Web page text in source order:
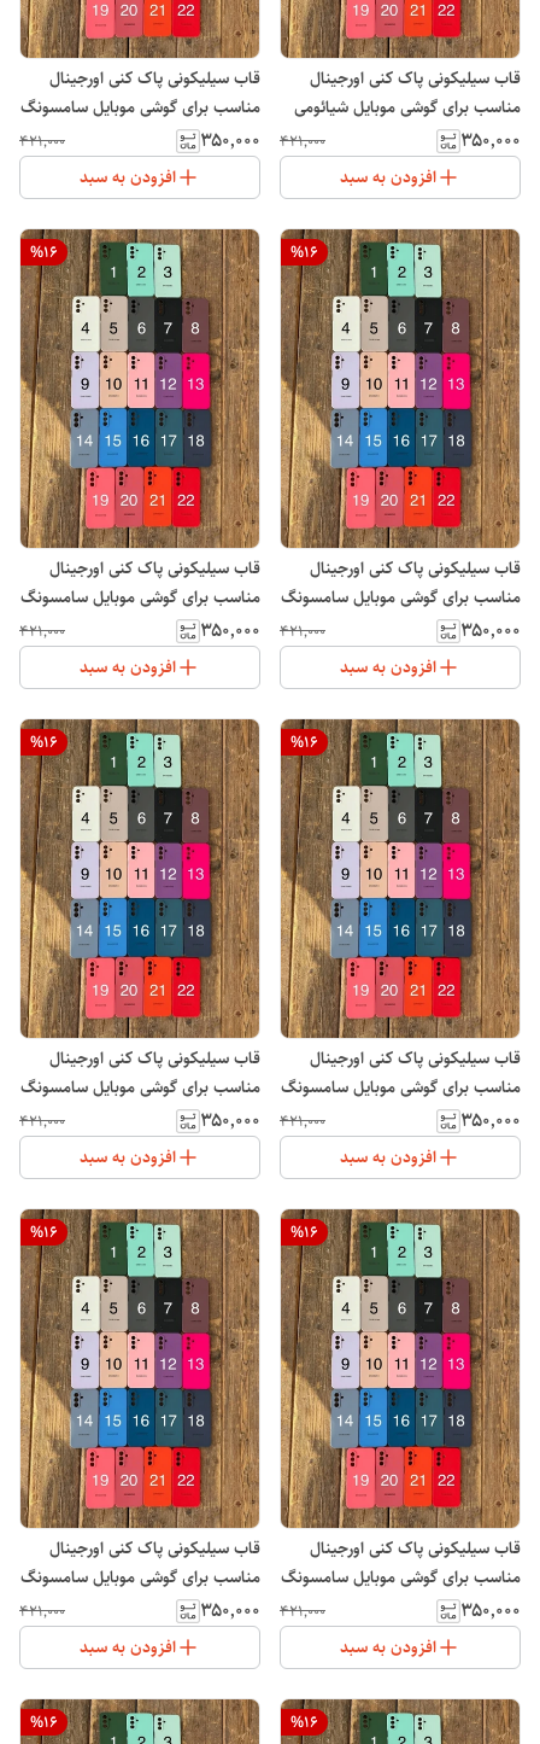
قاب سیلیکونی پاک کنی اورجینال
مناسب برای گوشی موبایل شیائومی
ردمی 15 Xiaomi Redmi
۳۵۰٬۰۰۰ ۴۲۱٬۰۰۰
افزودن به سبد
قاب سیلیکونی پاک کنی اورجینال
مناسب برای گوشی موبایل سامسونگ
Galaxy A05s
۳۵۰٬۰۰۰ ۴۲۱٬۰۰۰
افزودن به سبد
%16
قاب سیلیکونی پاک کنی اورجینال
مناسب برای گوشی موبایل سامسونگ
Galaxy A05
۳۵۰٬۰۰۰ ۴۲۱٬۰۰۰
افزودن به سبد
%16
قاب سیلیکونی پاک کنی اورجینال
مناسب برای گوشی موبایل سامسونگ
Galaxy A06
۳۵۰٬۰۰۰ ۴۲۱٬۰۰۰
افزودن به سبد
%16
قاب سیلیکونی پاک کنی اورجینال
مناسب برای گوشی موبایل سامسونگ
Galaxy A10S
۳۵۰٬۰۰۰ ۴۲۱٬۰۰۰
افزودن به سبد
%16
قاب سیلیکونی پاک کنی اورجینال
مناسب برای گوشی موبایل سامسونگ
Galaxy A11
۳۵۰٬۰۰۰ ۴۲۱٬۰۰۰
افزودن به سبد
%16
قاب سیلیکونی پاک کنی اورجینال
مناسب برای گوشی موبایل سامسونگ
Galaxy A12
۳۵۰٬۰۰۰ ۴۲۱٬۰۰۰
افزودن به سبد
%16
قاب سیلیکونی پاک کنی اورجینال
مناسب برای گوشی موبایل سامسونگ
Galaxy A13
۳۵۰٬۰۰۰ ۴۲۱٬۰۰۰
افزودن به سبد
%16
%16